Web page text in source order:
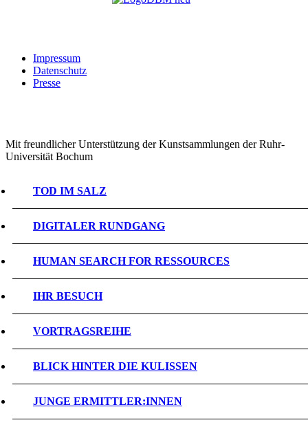
Impressum
Datenschutz
Presse
Mit freundlicher Unterstützung der Kunstsammlungen der Ruhr-
Universität Bochum
TOD IM SALZ
DIGITALER RUNDGANG
HUMAN SEARCH FOR RESSOURCES
IHR BESUCH
VORTRAGSREIHE
BLICK HINTER DIE KULISSEN
JUNGE ERMITTLER:INNEN